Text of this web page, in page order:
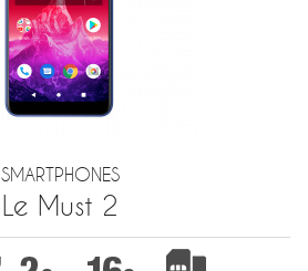
SMARTPHONES
Le Must 2